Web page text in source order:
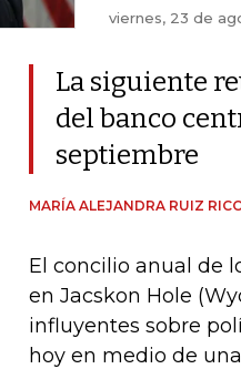
viernes, 23 de
La siguiente
del banco
septiembre
MARÍA ALEJANDRA RUIZ
El concilio anual de
en Jacskon Hole
influyentes sobre
hoy en medio de